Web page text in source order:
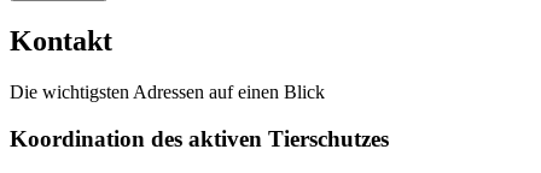
Kontakt
Die wichtigsten Adressen auf einen Blick
Koordination des aktiven Tierschutzes